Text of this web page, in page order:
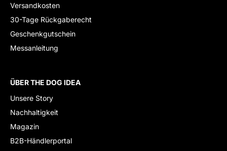
Versandkosten
30-Tage Rückgaberecht
Geschenkgutschein
Messanleitung
ÜBER THE DOG IDEA
Unsere Story
Nachhaltigkeit
Magazin
B2B-Händlerportal